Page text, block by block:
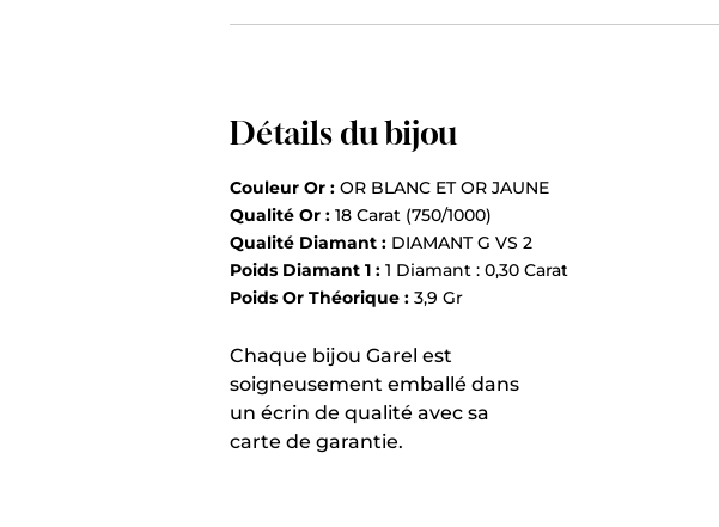
Détails du bijou
Couleur Or : OR BLANC ET OR JAUNE
Qualité Or : 18 Carat (750/1000)
Qualité Diamant : DIAMANT G VS 2
Poids Diamant 1 : 1 Diamant : 0,30 Carat
Poids Or Théorique : 3,9 Gr
Chaque bijou Garel est
soigneusement emballé dans
un écrin de qualité avec sa
carte de garantie.